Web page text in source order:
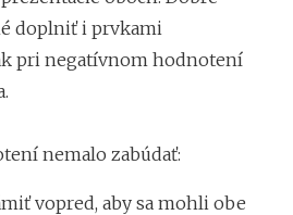
doplniť i prvkami
pri negatívnom hodnotení
nemalo zabúdať:
vopred, aby sa mohli obe